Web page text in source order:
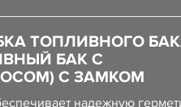
ТОПЛИВНОГО
БАК С
С ЗАМКОМ
надежную